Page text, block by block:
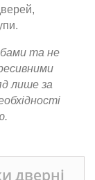
та не
лише за
дверні